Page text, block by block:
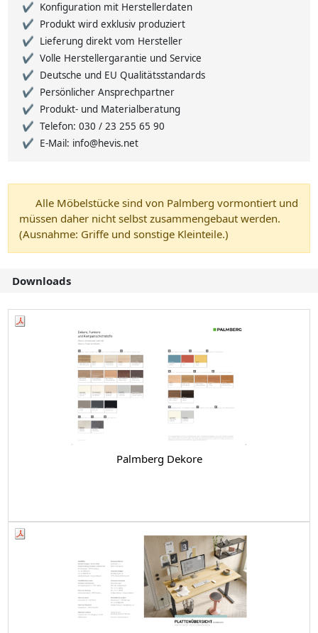
Konfiguration mit Herstellerdaten
Produkt wird exklusiv produziert
Lieferung direkt vom Hersteller
Volle Herstellergarantie und Service
Deutsche und EU Qualitätsstandards
Persönlicher Ansprechpartner
Produkt- und Materialberatung
Telefon: 030 / 23 255 65 90
E-Mail: info@hevis.net
Alle Möbelstücke sind von Palmberg vormontiert und
müssen daher nicht selbst zusammengebaut werden.
(Ausnahme: Griffe und sonstige Kleinteile.)
Downloads
Palmberg Dekore